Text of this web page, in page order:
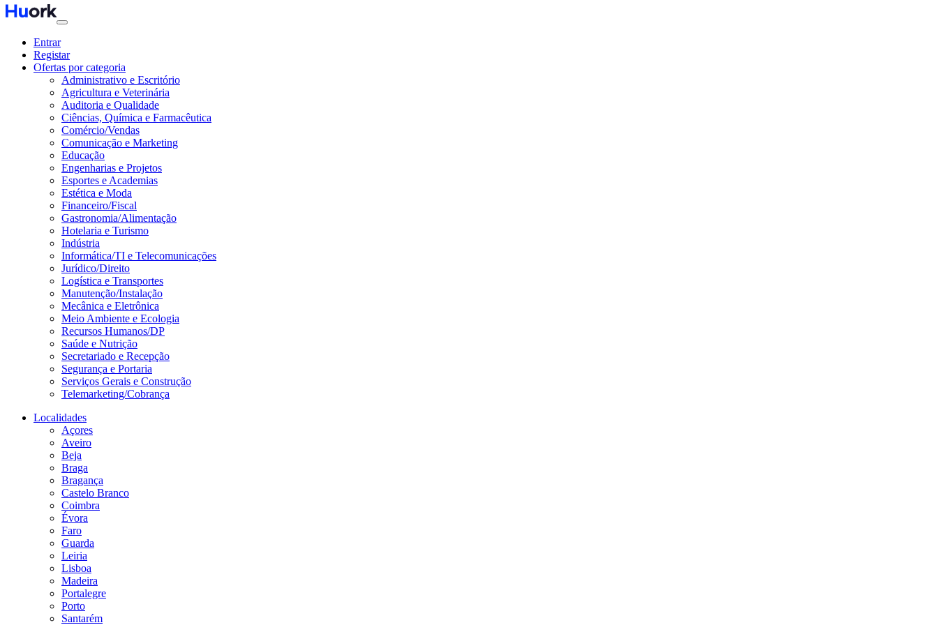
Entrar
Registar
Ofertas por categoria
Administrativo e Escritório
Agricultura e Veterinária
Auditoria e Qualidade
Ciências, Química e Farmacêutica
Comércio/Vendas
Comunicação e Marketing
Educação
Engenharias e Projetos
Esportes e Academias
Estética e Moda
Financeiro/Fiscal
Gastronomia/Alimentação
Hotelaria e Turismo
Indústria
Informática/TI e Telecomunicações
Jurídico/Direito
Logística e Transportes
Manutenção/Instalação
Mecânica e Eletrônica
Meio Ambiente e Ecologia
Recursos Humanos/DP
Saúde e Nutrição
Secretariado e Recepção
Segurança e Portaria
Serviços Gerais e Construção
Telemarketing/Cobrança
Localidades
Açores
Aveiro
Beja
Braga
Bragança
Castelo Branco
Coimbra
Évora
Faro
Guarda
Leiria
Lisboa
Madeira
Portalegre
Porto
Santarém